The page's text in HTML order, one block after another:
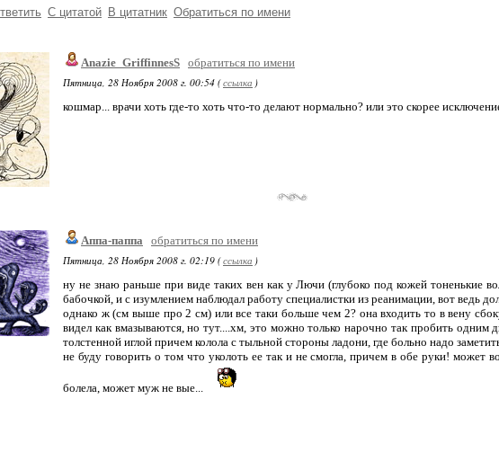
С цитатой В цитатник Обратиться по имени
Anazie_GriffinnesS обратиться по имени
Пятница, 28 Ноября 2008 г. 00:54 (ссылка )
кошмар... врачи хоть где-то хоть что-то делают нормально? или это скорее
Аппа-паппа
обратиться по имени
Пятница, 28 Ноября 2008 г. 02:19 (ссылка )
ну не знаю раньше при виде таких вен как у Лючи (глубоко под кожей тоненькие
бабочкой, и с изумлением наблюдал работу специалистки из реанимации, вот ведь
однако ж (см выше про 2 см) или все таки больше чем 2? она входить то в вену
видел как вмазываются, но тут....хм, это можно только нарочно так пробить одним
толстенной иглой причем колола с тыльной стороны ладони, где больно надо
не буду говорить о том что уколоть ее так и не смогла, причем в обе руки! может
болела, может муж не вые...